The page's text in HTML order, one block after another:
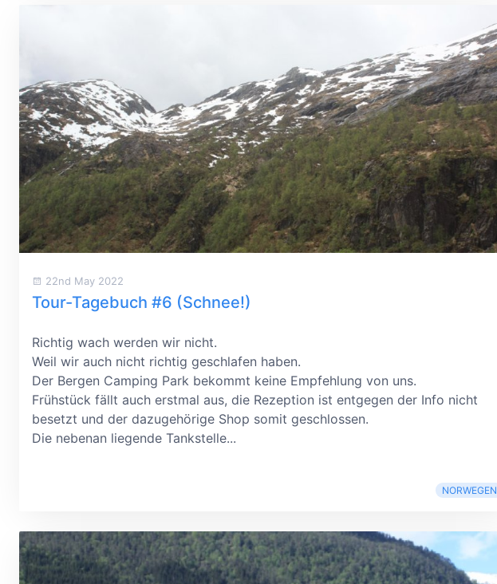
22nd May 2022
Tour-Tagebuch #6 (Schnee!)
Richtig wach werden wir nicht.
Weil wir auch nicht richtig geschlafen haben.
Der Bergen Camping Park bekommt keine Empfehlung von uns.
Frühstück fällt auch erstmal aus, die Rezeption ist entgegen der Info nicht
besetzt und der dazugehörige Shop somit geschlossen.
Die nebenan liegende Tankstelle...
NORWEGEN